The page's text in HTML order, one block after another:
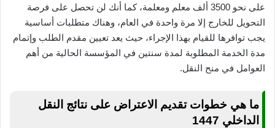
على نحو 3500 ألف معلم ومعلمة، كما أنك لن تحصل على فرصة
التحويل للخارج إلا مرة واحدة في العام، وهناك متطلبات أساسية
يجب توافرها للقيام بهذا الإجراء، حيث يعد تعيين مقدم الطلب وإتمام
مدة الخدمة المطلوبة لمدة سنتين في المؤسسة الحالية من أهم
العوامل في منح النقل.
ما هي خطوات تقديم الاعتراض على نتائج النقل
الداخلي 1447